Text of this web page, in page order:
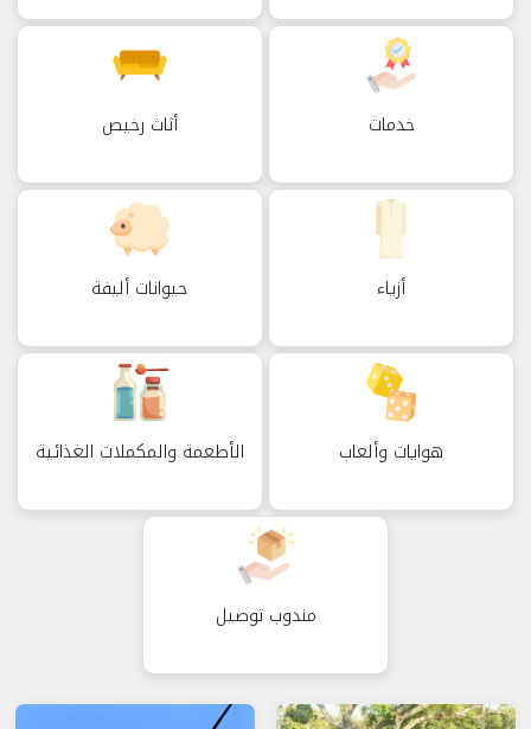
- سهل الاستخدام – أضف صور، فيديو، موقع، سعر،
واتساب بنقرة واحدة.
أضف إعلانك الآن مجاناً في أي قسم – بيع سيارتك،
شقتك، أثاثك أو ابحث عن وظيفة أو عقار بسرعة!
عُمانيستا... كل شيء في مكان واحد.
خدمات أثاث رخيص
أزياء حيوانات أليفة
هوايات وألعاب الأطعمة والمكملات الغذائية
مندوب توصيل